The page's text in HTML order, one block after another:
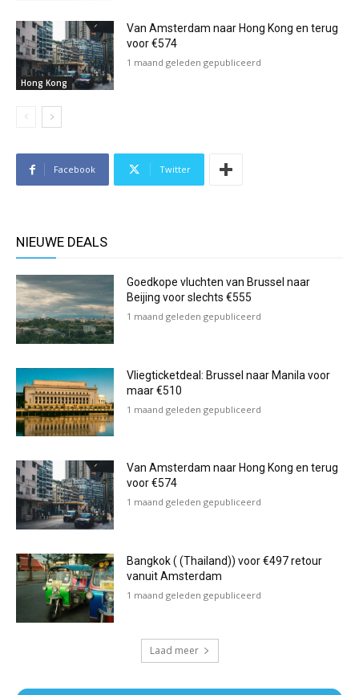
Hong Kong
Van Amsterdam naar Hong Kong en terug
voor €574
1 maand geleden gepubliceerd
Facebook Twitter
NIEUWE DEALS
Goedkope vluchten van Brussel naar
Beijing voor slechts €555
1 maand geleden gepubliceerd
Vliegticketdeal: Brussel naar Manila voor
maar €510
1 maand geleden gepubliceerd
Van Amsterdam naar Hong Kong en terug
voor €574
1 maand geleden gepubliceerd
Bangkok ( (Thailand)) voor €497 retour
vanuit Amsterdam
1 maand geleden gepubliceerd
Laad meer